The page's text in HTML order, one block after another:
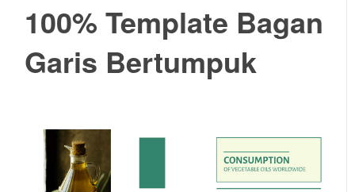
100% Template Bagan
Garis Bertumpuk